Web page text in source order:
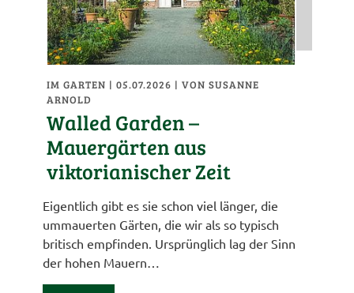
IM GARTEN | 05.07.2026 |VON SUSANNE
ARNOLD
Walled Garden –
Mauergärten aus
viktorianischer Zeit
Eigentlich gibt es sie schon viel länger, die
ummauerten Gärten, die wir als so typisch
britisch empfinden. Ursprünglich lag der Sinn
der hohen Mauern…